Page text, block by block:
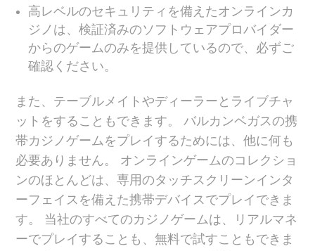
高レベルのセキュリティを備えたオンラインカ
ジノは、検証済みのソフトウェアプロバイダー
からのゲームのみを提供しているので、必ずご
確認ください。
また、テーブルメイトやディーラーとライブチャ
ットをすることもできます。 バルカンベガスの携
帯カジノゲームをプレイするためには、他に何も
必要ありません。 オンラインゲームのコレクショ
ンのほとんどは、専用のタッチスクリーンインタ
ーフェイスを備えた携帯デバイスでプレイできま
す。 当社のすべてのカジノゲームは、リアルマネ
ーでプレイすることも、無料で試すこともできま